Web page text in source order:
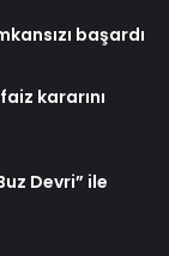
başardı
kararını
Devri” ile